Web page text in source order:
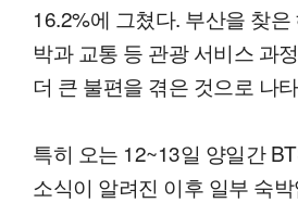
16.2%에 그쳤다. 부산을 찾
박과 교통 등 관광 서비스 과
더 큰 불편을 겪은 것으로 나
특히 오는 12~13일 양일간
소식이 알려진 이후 일부 숙